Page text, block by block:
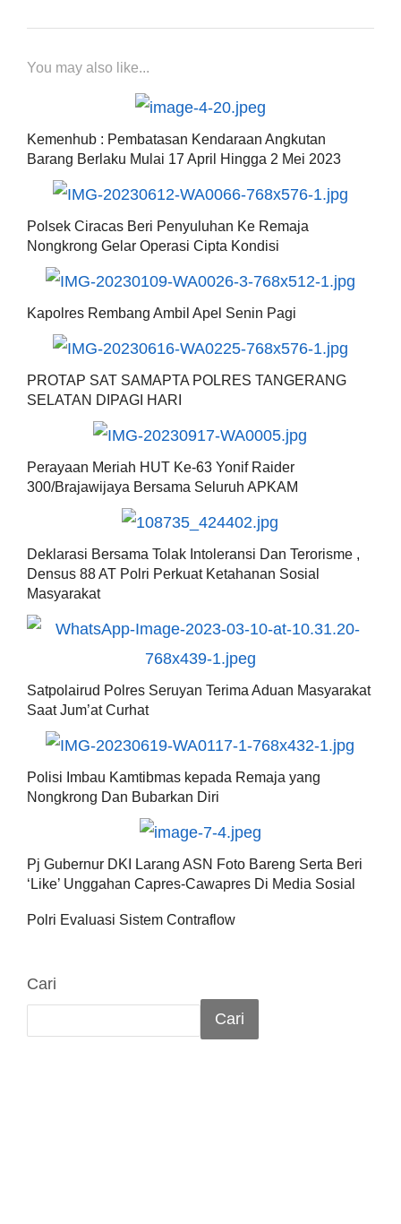
You may also like...
Kemenhub : Pembatasan Kendaraan Angkutan
Barang Berlaku Mulai 17 April Hingga 2 Mei 2023
Polsek Ciracas Beri Penyuluhan Ke Remaja
Nongkrong Gelar Operasi Cipta Kondisi
Kapolres Rembang Ambil Apel Senin Pagi
PROTAP SAT SAMAPTA POLRES TANGERANG
SELATAN DIPAGI HARI
Perayaan Meriah HUT Ke-63 Yonif Raider
300/Brajawijaya Bersama Seluruh APKAM
Deklarasi Bersama Tolak Intoleransi Dan Terorisme ,
Densus 88 AT Polri Perkuat Ketahanan Sosial
Masyarakat
Satpolairud Polres Seruyan Terima Aduan Masyarakat
Saat Jum’at Curhat
Polisi Imbau Kamtibmas kepada Remaja yang
Nongkrong Dan Bubarkan Diri
Pj Gubernur DKI Larang ASN Foto Bareng Serta Beri
‘Like’ Unggahan Capres-Cawapres Di Media Sosial
Polri Evaluasi Sistem Contraflow
Cari
Cari